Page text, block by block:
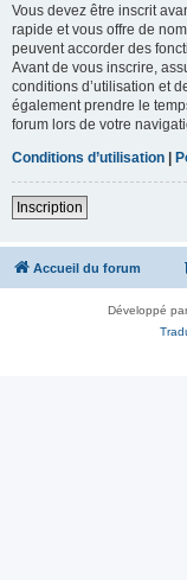
Vous devez être inscrit
rapide et vous offre de
peuvent accorder des
Avant de vous inscrire,
conditions d’utilisation et
également prendre le
forum lors de votre
Conditions d’utilisation |
Inscription
Accueil du forum
Développé